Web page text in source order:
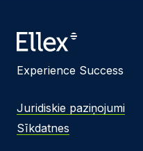
Experience Success
Juridiskie paziņojumi
Sīkdatnes